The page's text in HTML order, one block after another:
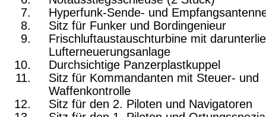
Hyperfunk-Sende- und
Sitz für Funker und Bordingenieur
Frischluftaustauschturbine mit
Luft­erneuerungsanlage
Durchsichtige Panzerplastkuppel
Sitz für Kommandanten mit Steuer- und
Waffenkontrolle
Sitz für den 2. Piloten und Navigatoren